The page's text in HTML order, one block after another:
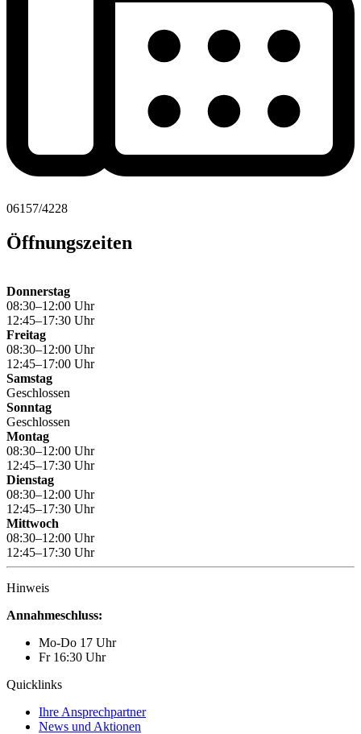
06157/4228
Öffnungszeiten
Donnerstag
08:30–12:00 Uhr
12:45–17:30 Uhr
Freitag
08:30–12:00 Uhr
12:45–17:00 Uhr
Samstag
Geschlossen
Sonntag
Geschlossen
Montag
08:30–12:00 Uhr
12:45–17:30 Uhr
Dienstag
08:30–12:00 Uhr
12:45–17:30 Uhr
Mittwoch
08:30–12:00 Uhr
12:45–17:30 Uhr
Hinweis
Annahmeschluss:
Mo-Do 17 Uhr
Fr 16:30 Uhr
Quicklinks
Ihre Ansprechpartner
News und Aktionen